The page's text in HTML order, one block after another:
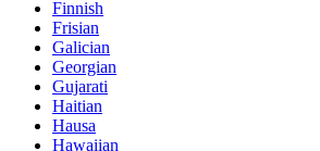
Finnish
Frisian
Galician
Georgian
Gujarati
Haitian
Hausa
Hawaiian